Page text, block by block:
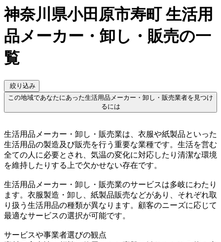
神奈川県小田原市寿町 生活用
品メーカー・卸し・販売の一
覧
絞り込み
この地域であなたにあった生活用品メーカー・卸し・販売業者を見つけ
るには
生活用品メーカー・卸し・販売業は、衣服や紙製品といった
生活用品の製造及び販売を行う重要な業種です。生活を営む
全ての人に必要とされ、気温の変化に対応したり清潔な環境
を維持したりする上で欠かせない存在です。
生活用品メーカー・卸し・販売業のサービスは多岐にわたり
ます。衣服製造・卸し、紙製品販売などがあり、それぞれ取
り扱う生活用品の種類が異なります。顧客のニーズに応じて
最適なサービスの選択が可能です。
サービスや事業者選びの観点